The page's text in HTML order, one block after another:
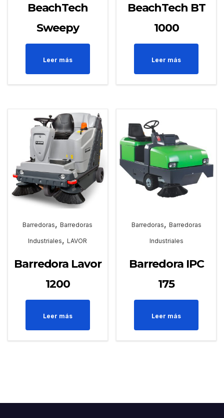
BeachTech
Sweepy
Leer más
BeachTech BT
1000
Leer más
Barredoras,Barredoras
Industriales,LAVOR
Barredora Lavor
1200
Leer más
Barredoras, Barredoras
Industriales
Barredora IPC
175
Leer más